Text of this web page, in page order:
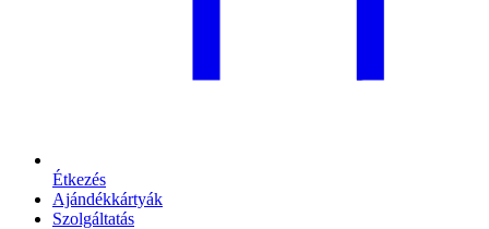
Étkezés
Ajándékkártyák
Szolgáltatás